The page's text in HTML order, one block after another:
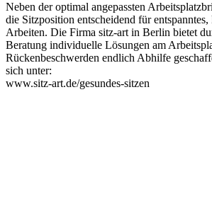
Neben der optimal angepassten
die Sitzposition entscheidend für entspanntes,
Arbeiten. Die Firma sitz-art in Berlin bietet
Beratung individuelle Lösungen am
Rückenbeschwerden endlich Abhilfe
sich unter:
www.sitz-art.de/gesundes-sitzen